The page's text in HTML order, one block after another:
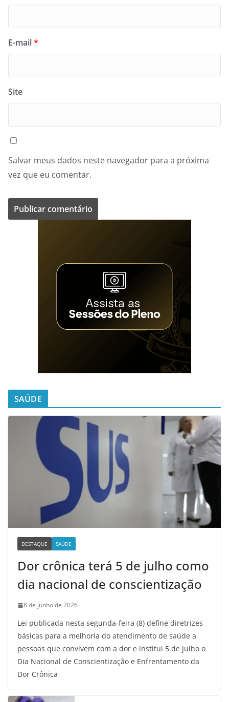
E-mail*
Site
Salvar meus dados neste navegador para a próxima
vez que eu comentar.
SAÚDE
DESTAQUE SAÚDE
Dor crônica terá 5 de julho como
dia nacional de conscientização
8 de junho de 2026
Lei publicada nesta segunda-feira (8) define diretrizes
básicas para a melhoria do atendimento de saúde a
pessoas que convivem com a dor e institui 5 de julho o
Dia Nacional de Conscientização e Enfrentamento da
Dor Crônica